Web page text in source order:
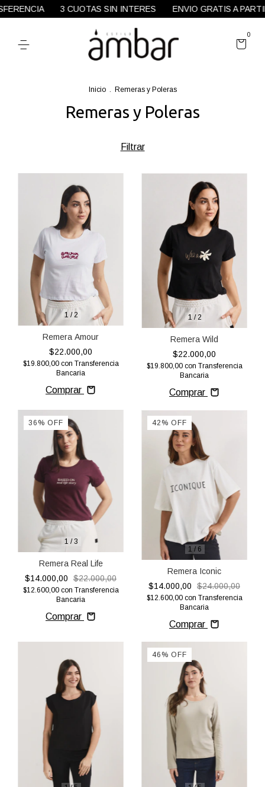
SIN INTERES ENVIO GRATIS A PARTIR DE $100.000
0
Inicio . Remeras y Poleras
Remeras y Poleras
Filtrar
1 /2
Remera Amour
$22.000,00
$19.800,00 con Transferencia
Bancaria
Comprar
1 /2
Remera Wild
$22.000,00
$19.800,00 con Transferencia
Bancaria
Comprar
1 /3
36 % OFF
Remera Real Life
$14.000,00
$22.000,00
$12.600,00 con Transferencia
Bancaria
Comprar
1 / 6
42 % OFF
Remera Iconic
$14.000,00
$24.000,00
$12.600,00 con Transferencia
Bancaria
Comprar
46 % OFF